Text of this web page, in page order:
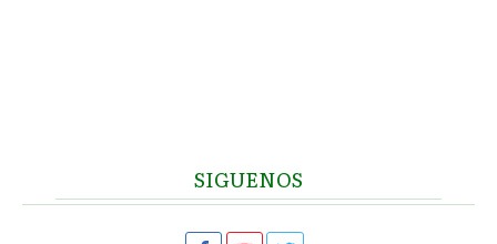
SIGUENOS